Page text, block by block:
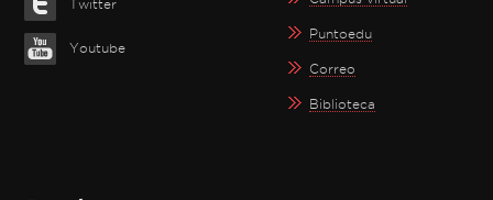
Twitter
Youtube
Puntoedu
Correo
Biblioteca